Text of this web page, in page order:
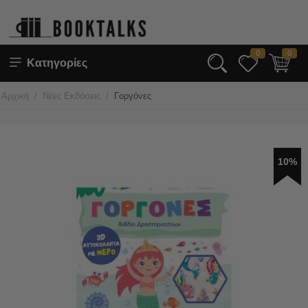
Κατηγορίες
0 0
Αρχική / Νέες Εκδόσεις / Γοργόνες
10%